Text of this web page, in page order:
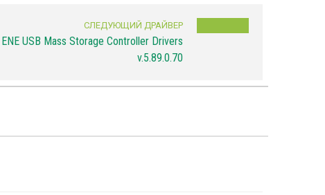
СЛЕДУЮЩИЙ ДРАЙВЕР
ENE USB Mass Storage Controller Drivers
v.5.89.0.70